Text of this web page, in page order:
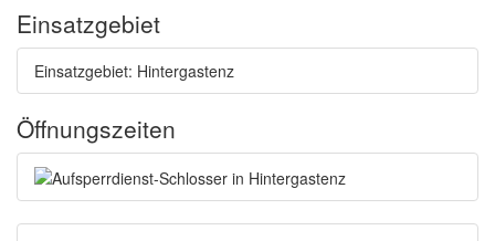
Einsatzgebiet
Einsatzgebiet: Hintergastenz
Öffnungszeiten